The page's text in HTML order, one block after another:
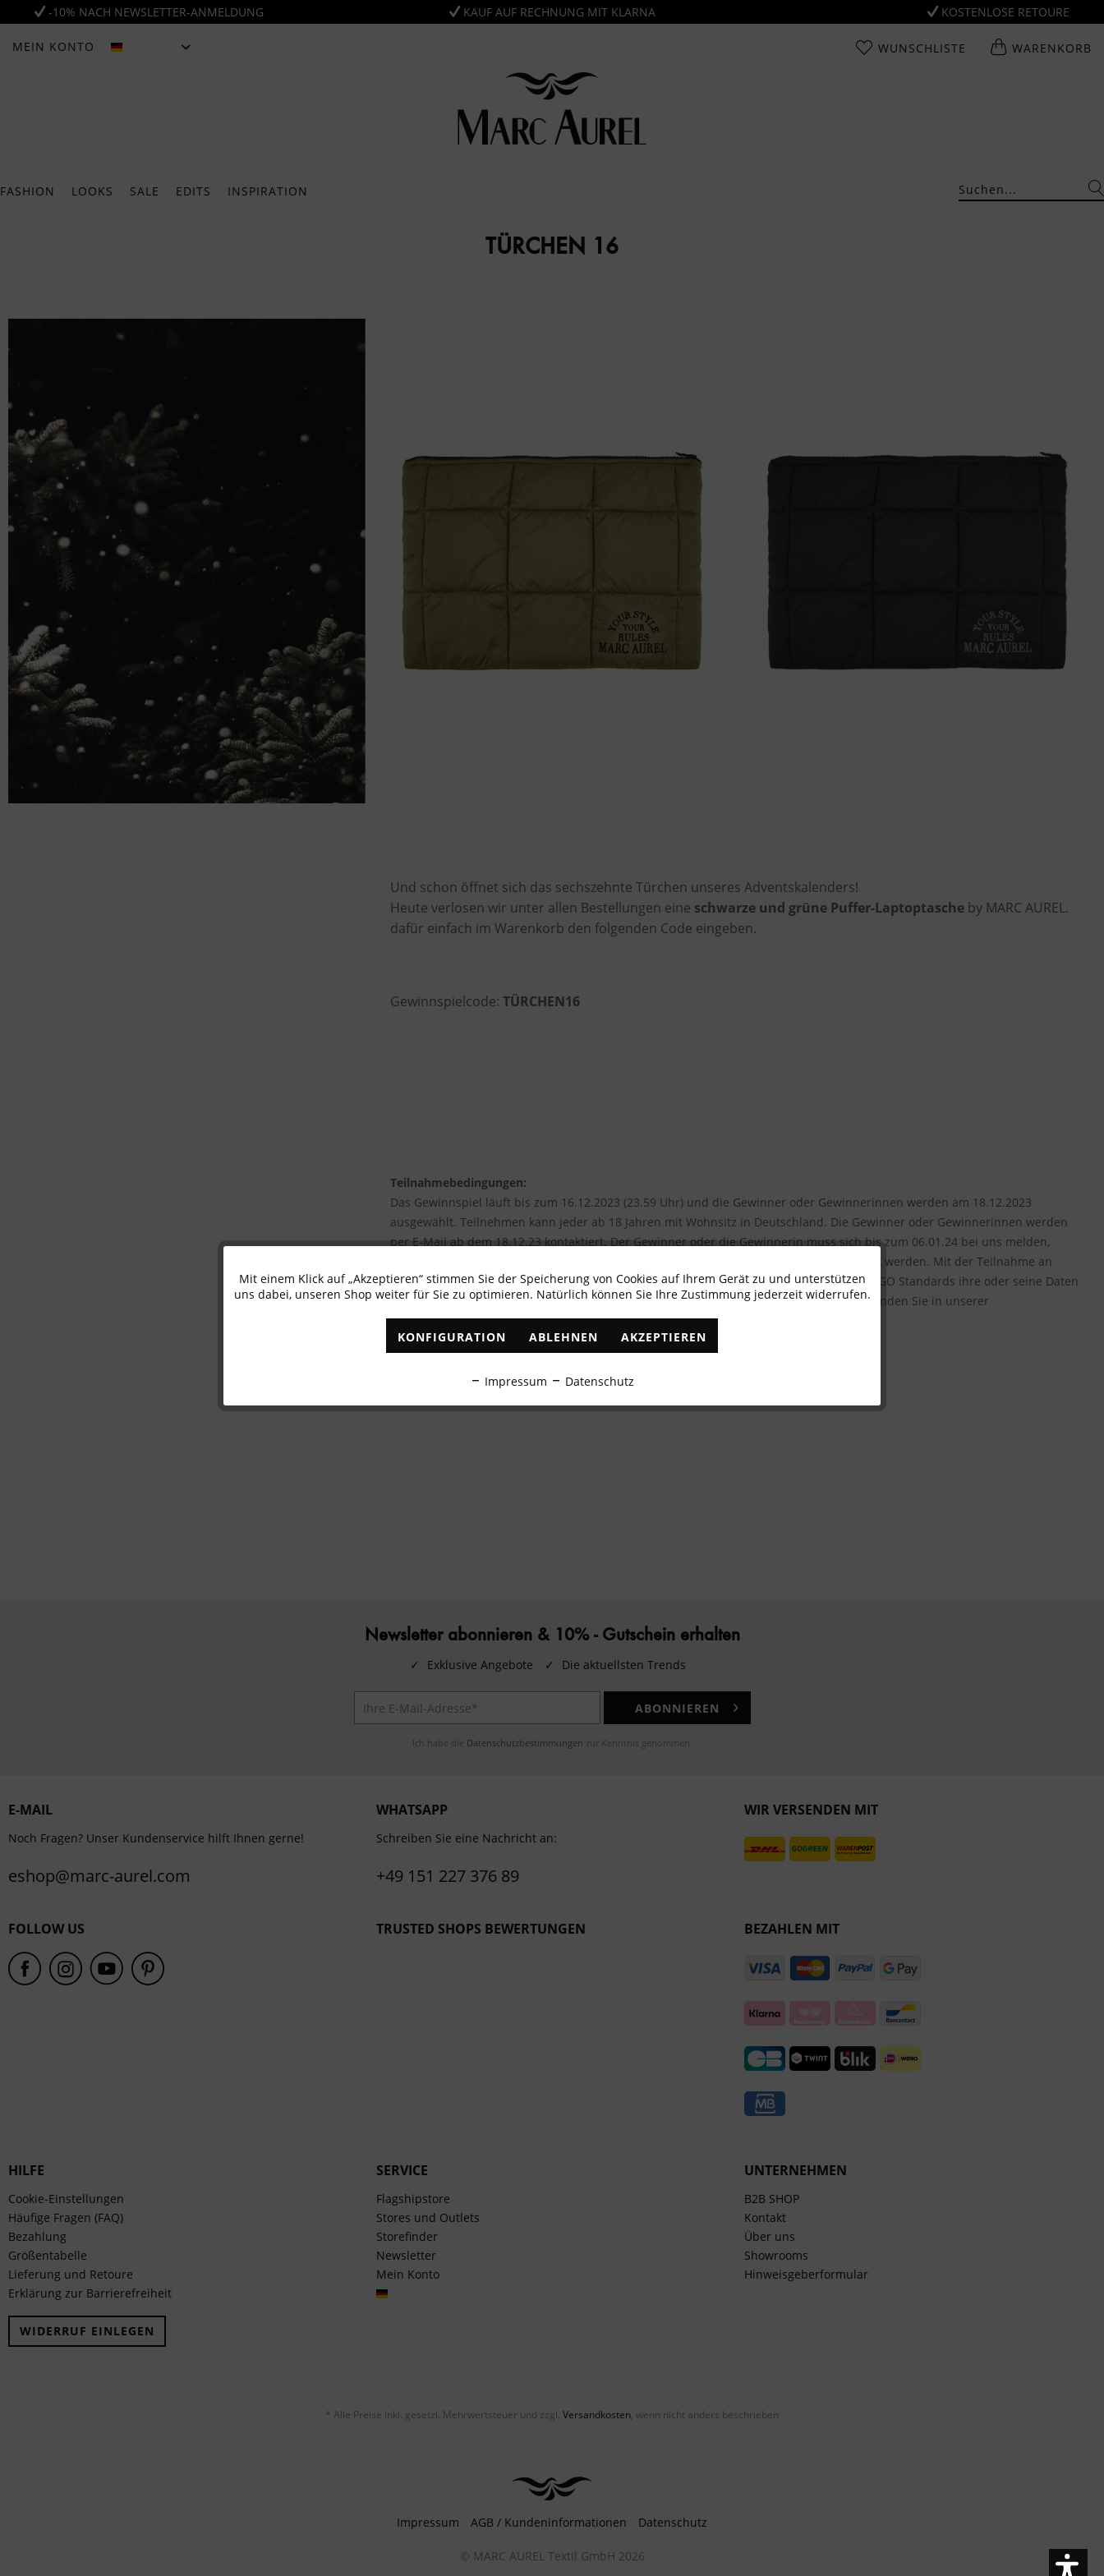
-10% NACH NEWSLETTER-ANMELDUNG KAUF AUF RECHNUNG MIT KLARNA KOSTENLOSE RETOURE
MEIN KONTO WUNSCHLISTE WARENKORB
FASHION LOOKS SALE EDITS INSPIRATION
TÜRCHEN 16
Und schon öffnet sich das sechszehnte Türchen unseres Adventskalenders!
Heute verlosen wir unter allen Bestellungen eine schwarze und grüne Puffer-Laptoptascheby MARC AUREL.
dafür einfach im Warenkorb den folgenden Code eingeben.
Gewinnspielcode: TÜRCHEN16
Teilnahmebedingungen:
Das Gewinnspiel läuft bis zum 16.12.2023 (23.59 Uhr) und die Gewinner oder Gewinnerinnen werden am 18.12.2023
ausgewählt. Teilnehmen kann jeder ab 18 Jahren mit Wohnsitz in Deutschland. Die Gewinner oder Gewinnerinnen werden
per E-Mail ab dem 18.12.23 kontaktiert. Der Gewinner oder die Gewinnerin muss sich bis zum 06.01.24 bei uns melden,
sonst verfällt der Gewinn und wird neu ausgelost. Der Gewinn kann nicht bar ausgezahlt werden. Mit der Teilnahme an
diesem Gewinnspiel erklärt sich die oder der Teilnehmende bereit, nach den neuen DSVGO Standards ihre oder seine Daten
ausschließlich zum Versand des Gewinnes freizugeben. Sonstige Datenschutzhinweise finden Sie in unserer
Datenschutzerklärung. Der Rechtsweg ist ausgeschlossen.
Newsletter abonnieren & 10% - Gutschein erhalten
✓ Exklusive Angebote ✓ Die aktuellsten Trends
ABONNIEREN
Ich habe die Datenschutzbestimmungen zur Kenntnis genommen.
E-MAIL
Noch Fragen? Unser Kundenservice hilft Ihnen gerne!
eshop@marc-aurel.com
WHATSAPP
Schreiben Sie eine Nachricht an:
+49 151 227 376 89
WIR VERSENDEN MIT
FOLLOW US TRUSTED SHOPS BEWERTUNGEN BEZAHLEN MIT
HILFE
Cookie-Einstellungen
Häufige Fragen (FAQ)
Bezahlung
Größentabelle
Lieferung und Retoure
Erklärung zur Barrierefreiheit
WIDERRUF EINLEGEN
SERVICE
Flagshipstore
Stores und Outlets
Storefinder
Newsletter
Mein Konto
UNTERNEHMEN
B2B SHOP
Kontakt
Über uns
Showrooms
Hinweisgeberformular
* Alle Preise inkl. gesetzl. Mehrwertsteuer und zzgl. Versandkosten, wenn nicht anders beschrieben
Impressum AGB / Kundeninformationen Datenschutz
© MARC AUREL Textil GmbH 2026
Funktionale Aktiv
Mit einem Klick auf „Akzeptieren“ stimmen Sie der Speicherung von Cookies auf Ihrem Gerät zu und unterstützen
uns dabei, unseren Shop weiter für Sie zu optimieren. Natürlich können Sie Ihre Zustimmung jederzeit widerrufen.
KONFIGURATION ABLEHNEN AKZEPTIEREN
Impressum Datenschutz